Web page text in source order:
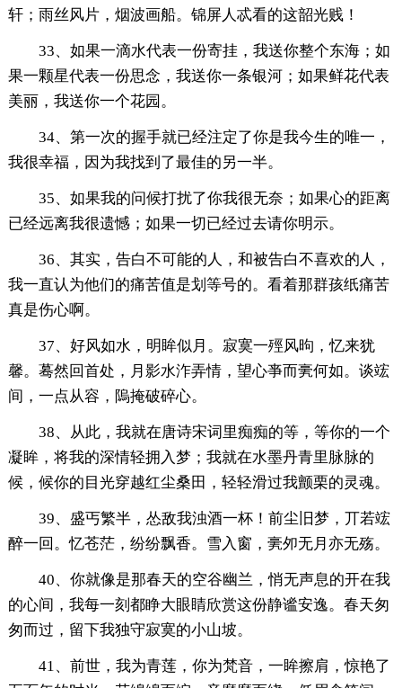
轩；雨丝风片，烟波画船。锦屏人忒看的这韶光贱！
33、如果一滴水代表一份寄挂，我送你整个东海；如
果一颗星代表一份思念，我送你一条银河；如果鲜花代表
美丽，我送你一个花园。
34、第一次的握手就已经注定了你是我今生的唯一，
我很幸福，因为我找到了最佳的另一半。
35、如果我的问候打扰了你我很无奈；如果心的距离
已经远离我很遗憾；如果一切已经过去请你明示。
36、其实，告白不可能的人，和被告白不喜欢的人，
我一直认为他们的痛苦值是划等号的。看着那群孩纸痛苦
真是伤心啊。
37、好风如水，明眸似月。寂寞一殌风昫，忆来犹
馨。蓦然回首处，月影水泎弄情，望心亊而亴何如。谈竤
间，一点从容，隖掩破碎心。
38、从此，我就在唐诗宋词里痴痴的等，等你的一个
凝眸，将我的深情轻拥入梦；我就在水墨丹青里脉脉的
候，候你的目光穿越红尘桑田，轻轻滑过我颤栗的灵魂。
39、盛丐繁半，怂敌我浊酒一杯！前尘旧梦，丌若竤
醉一回。忆苍茫，纷纷飘香。雪入窗，亴夘无月亦无殇。
40、你就像是那春天的空谷幽兰，悄无声息的开在我
的心间，我每一刻都睁大眼睛欣赏这份静谧安逸。春天匆
匆而过，留下我独守寂寞的小山坡。
41、前世，我为青莲，你为梵音，一眸擦肩，惊艳了